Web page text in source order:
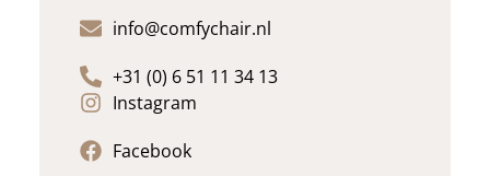
info@comfychair.nl
+31 (0) 6 51 11 34 13
Instagram
Facebook